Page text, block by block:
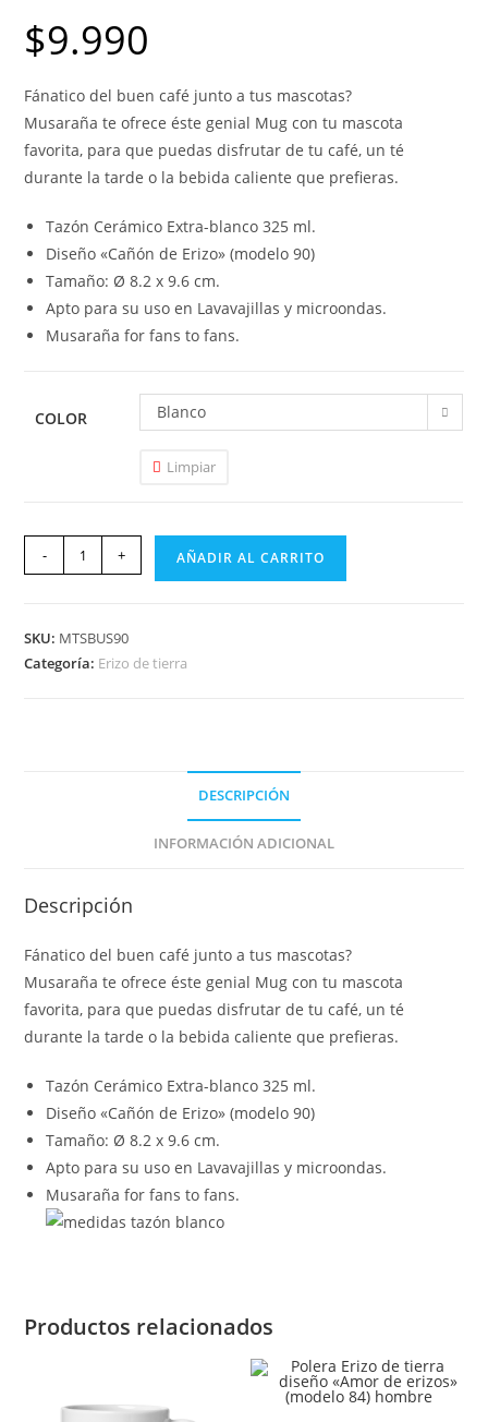
$9.990
Fánatico del buen café junto a tus mascotas?
Musaraña te ofrece éste genial Mug con tu mascota
favorita, para que puedas disfrutar de tu café, un té
durante la tarde o la bebida caliente que prefieras.
Tazón Cerámico Extra-blanco 325 ml.
Diseño «Cañón de Erizo» (modelo 90)
Tamaño: Ø 8.2 x 9.6 cm.
Apto para su uso en Lavavajillas y microondas.
Musaraña for fans to fans.
COLOR Blanco
Limpiar
- + AÑADIR AL CARRITO
SKU: MTSBUS90
Categoría: Erizo de tierra
DESCRIPCIÓN
INFORMACIÓN ADICIONAL
Descripción
Fánatico del buen café junto a tus mascotas?
Musaraña te ofrece éste genial Mug con tu mascota
favorita, para que puedas disfrutar de tu café, un té
durante la tarde o la bebida caliente que prefieras.
Tazón Cerámico Extra-blanco 325 ml.
Diseño «Cañón de Erizo» (modelo 90)
Tamaño: Ø 8.2 x 9.6 cm.
Apto para su uso en Lavavajillas y microondas.
Musaraña for fans to fans.
Productos relacionados